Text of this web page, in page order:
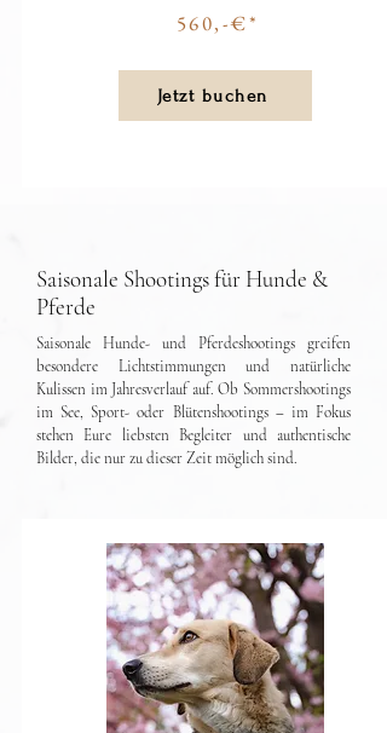
560,-€*
Jetzt buchen
Saisonale Shootings für Hunde &
Pferde
Saisonale Hunde- und Pferdeshootings greifen
besondere Lichtstimmungen und natürliche
Kulissen im Jahresverlauf auf. Ob Sommershootings
im See, Sport- oder Blütenshootings – im Fokus
stehen Eure liebsten Begleiter und authentische
Bilder, die nur zu dieser Zeit möglich sind.